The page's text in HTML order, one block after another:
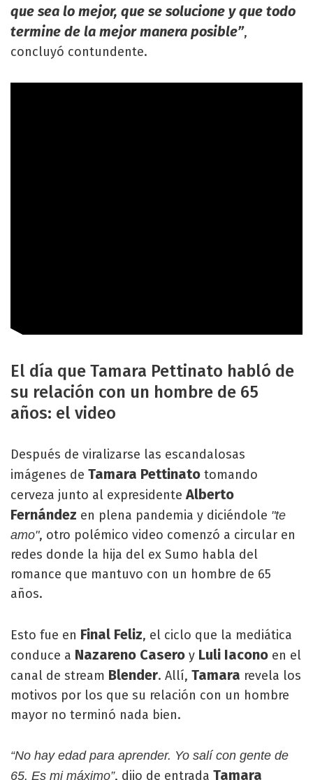
que sea lo mejor, que se solucione y que todo
termine de la mejor manera posible”,
concluyó contundente.
El día que Tamara Pettinato habló de
su relación con un hombre de 65
años: el video
Después de viralizarse las escandalosas
imágenes de Tamara Pettinato tomando
cerveza junto al expresidenteAlberto
Fernández en plena pandemia y diciéndole "te
amo", otro polémico video comenzó a circular en
redes donde la hija del ex Sumo habla del
romance que mantuvo con un hombre de 65
años.
Esto fue en Final Feliz, el ciclo que la mediática
conduce a Nazareno Casero y Luli Iacono en el
canal de stream Blender. Allí, Tamara revela los
motivos por los que su relación con un hombre
mayor no terminó nada bien.
“No hay edad para aprender. Yo salí con gente de
65. Es mi máximo”, dijo de entrada Tamara